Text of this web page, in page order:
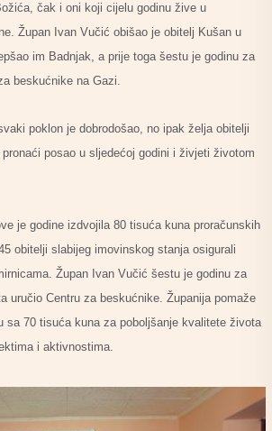
čak i oni koji cijelu godinu žive u
Župan Ivan Vučić obišao je obitelj Kušan u
im Badnjak, a prije toga šestu je godinu za
beskućnike na Gazi.
poklon je dobrodošao, no ipak želja obitelji
posao u sljedećoj godini i živjeti životom
je godine izdvojila 80 tisuća kuna proračunskih
obitelji slabijeg imovinskog stanja osigurali
Župan Ivan Vučić šestu je godinu za
uručio Centru za beskućnike. Županija pomaže
sa 70 tisuća kuna za poboljšanje kvalitete života
i aktivnostima.